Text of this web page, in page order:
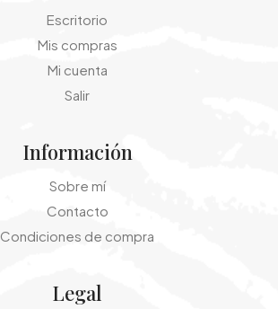
Escritorio
Mis compras
Mi cuenta
Salir
Información
Sobre mí
Contacto
Condiciones de compra
Legal